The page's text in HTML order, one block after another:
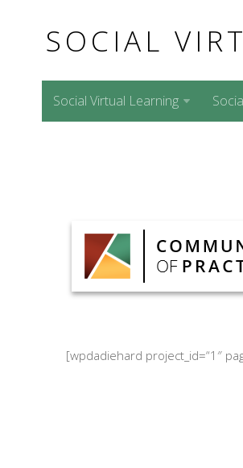
SOCIAL
Social Virtual Learning
[wpdadiehard project_id=“1″